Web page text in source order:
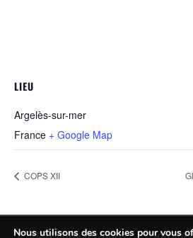
LIEU
Argelès-sur-mer
France + Google Map
COPS XII
Nous utilisons des cookies pour vous